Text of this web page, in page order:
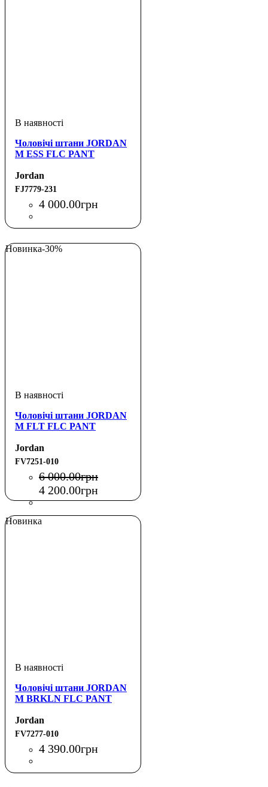
Чоловічі штани JORDAN
M ESS FLC PANT
Jordan
FJ7779-231
4 000.00грн
Новинка-30%
Чоловічі штани JORDAN
M FLT FLC PANT
Jordan
FV7251-010
6 000.00грн
4 200.00грн
Новинка
Чоловічі штани JORDAN
M BRKLN FLC PANT
Jordan
FV7277-010
4 390.00грн